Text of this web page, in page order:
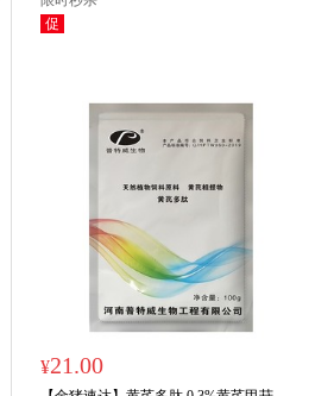
促
限时秒杀
¥21.00